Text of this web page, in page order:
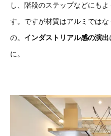
し、階段のステップなどにも
す。ですが材質はアルミでは
の。 インダストリアル感の演出
に。